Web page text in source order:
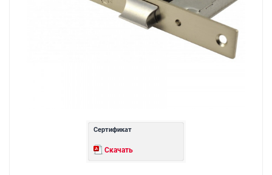
Сертификат
Скачать